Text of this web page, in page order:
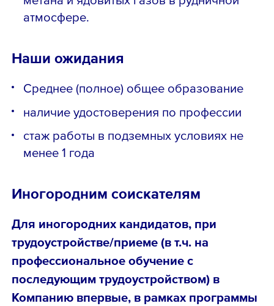
атмосфере.
Наши ожидания
Среднее (полное) общее образование
наличие удостоверения по профессии
стаж работы в подземных условиях не
менее 1 года
Иногородним соискателям
Для иногородних кандидатов, при
трудоустройстве/приеме (в т.ч. на
профессиональное обучение с
последующим трудоустройством) в
Компанию впервые, в рамках программы